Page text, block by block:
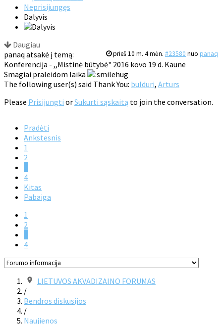
Neprisijungęs
Dalyvis
Daugiau
prieš 10 m. 4 mėn. #23580 nuo panaq
panaq atsakė į temą:
Konferencija - ,,Mistinė būtybė" 2016 kovo 19 d. Kaune
Smagiai praleidom laika
The following user(s) said Thank You: bulduri, Arturs
Please Prisijungti orSukurti sąskaitą to join the conversation.
Pradėti
Ankstesnis
1
2
4
Kitas
Pabaiga
1
2
4
LIETUVOS AKVADIZAINO FORUMAS
/
Bendros diskusijos
/
Naujienos